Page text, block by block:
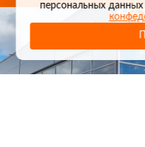
персональных данных